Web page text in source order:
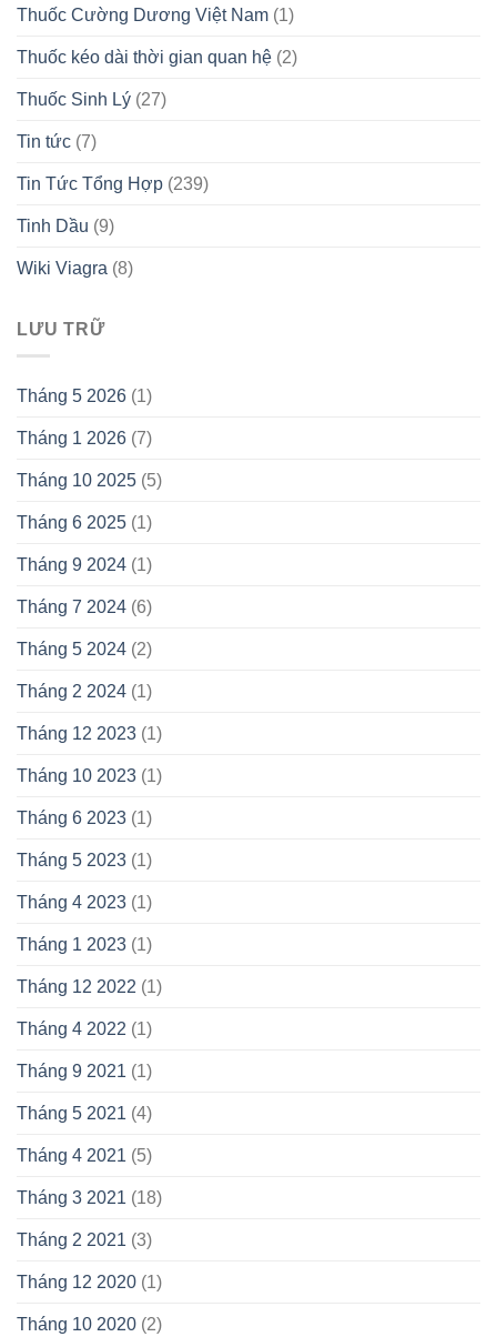
Thuốc Cường Dương Việt Nam (1)
Thuốc kéo dài thời gian quan hệ (2)
Thuốc Sinh Lý (27)
Tin tức (7)
Tin Tức Tổng Hợp (239)
Tinh Dầu (9)
Wiki Viagra (8)
LƯU TRỮ
Tháng 5 2026 (1)
Tháng 1 2026 (7)
Tháng 10 2025 (5)
Tháng 6 2025 (1)
Tháng 9 2024 (1)
Tháng 7 2024 (6)
Tháng 5 2024 (2)
Tháng 2 2024 (1)
Tháng 12 2023 (1)
Tháng 10 2023 (1)
Tháng 6 2023 (1)
Tháng 5 2023 (1)
Tháng 4 2023 (1)
Tháng 1 2023 (1)
Tháng 12 2022 (1)
Tháng 4 2022 (1)
Tháng 9 2021 (1)
Tháng 5 2021 (4)
Tháng 4 2021 (5)
Tháng 3 2021 (18)
Tháng 2 2021 (3)
Tháng 12 2020 (1)
Tháng 10 2020 (2)